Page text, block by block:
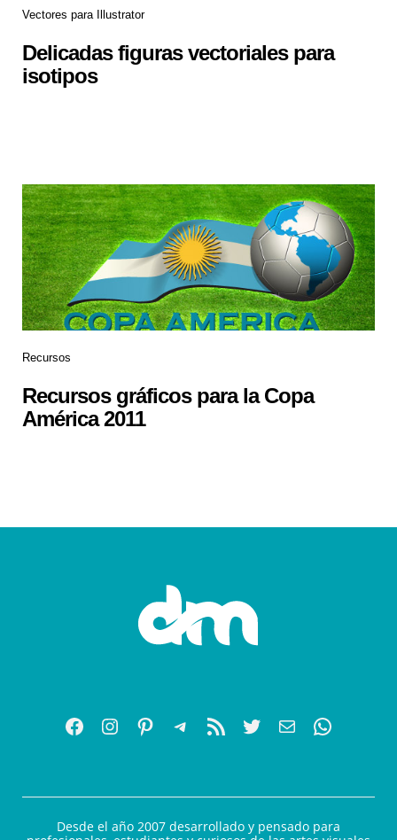
Vectores para Illustrator
Delicadas figuras vectoriales para
isotipos
Recursos
Recursos gráficos para la Copa
América 2011
Desde el año 2007 desarrollado y pensado para